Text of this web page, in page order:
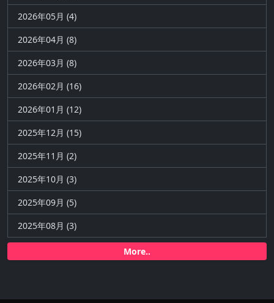
2026年05月 (4)
2026年04月 (8)
2026年03月 (8)
2026年02月 (16)
2026年01月 (12)
2025年12月 (15)
2025年11月 (2)
2025年10月 (3)
2025年09月 (5)
2025年08月 (3)
More..